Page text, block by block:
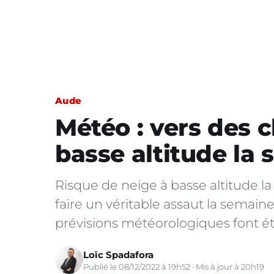
Aude
Météo : vers des
basse altitude la
Risque de neige à basse altitude
faire un véritable assaut la
prévisions météorologiques font
Loïc Spadafora
Publié le 08/12/2022 à 19h52 · Mis à jour à 20h19